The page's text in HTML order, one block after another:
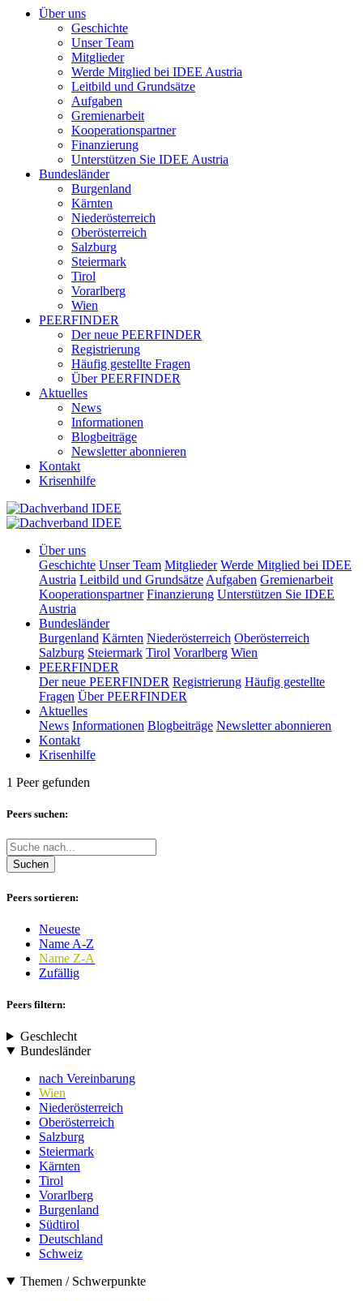
Über uns
Geschichte
Unser Team
Mitglieder
Werde Mitglied bei IDEE Austria
Leitbild und Grundsätze
Aufgaben
Gremienarbeit
Kooperationspartner
Finanzierung
Unterstützen Sie IDEE Austria
Bundesländer
Burgenland
Kärnten
Niederösterreich
Oberösterreich
Salzburg
Steiermark
Tirol
Vorarlberg
Wien
PEERFINDER
Der neue PEERFINDER
Registrierung
Häufig gestellte Fragen
Über PEERFINDER
Aktuelles
News
Informationen
Blogbeiträge
Newsletter abonnieren
Kontakt
Krisenhilfe
Über uns
Geschichte Unser Team Mitglieder Werde Mitglied bei IDEE
Austria Leitbild und Grundsätze Aufgaben Gremienarbeit
Kooperationspartner Finanzierung Unterstützen Sie IDEE
Austria
Bundesländer
Burgenland Kärnten Niederösterreich Oberösterreich
Salzburg Steiermark Tirol Vorarlberg Wien
PEERFINDER
Der neue PEERFINDER Registrierung Häufig gestellte
Fragen Über PEERFINDER
Aktuelles
News Informationen Blogbeiträge Newsletter abonnieren
Kontakt
Krisenhilfe
1 Peer gefunden
Peers suchen:
Suchen
Peers sortieren:
Neueste
Name A-Z
Name Z-A
Zufällig
Peers filtern:
Geschlecht
Bundesländer
nach Vereinbarung
Wien
Niederösterreich
Oberösterreich
Salzburg
Steiermark
Kärnten
Tirol
Vorarlberg
Burgenland
Südtirol
Deutschland
Schweiz
Themen / Schwerpunkte